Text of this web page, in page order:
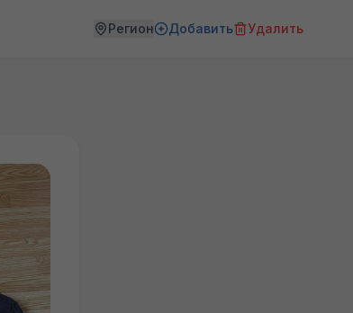
Регион Добавить Удалить